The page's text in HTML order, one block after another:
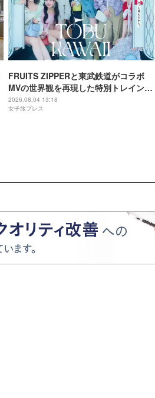
FRUITS ZIPPERと東武鉄道がコラボ
MVの世界観を再現した特別トレイン＆
メンバーの限定アナウンス
2026.08.04 13:18
女子旅プレス